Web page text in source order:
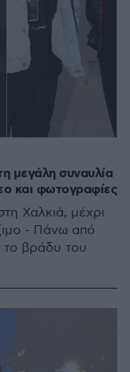
μεγάλη συναυλία
και φωτογραφίες
Χαλκιά, μέχρι
- Πάνω από
βράδυ του